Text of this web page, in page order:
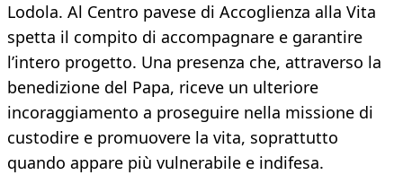
Lodola. Al Centro pavese di Accoglienza alla Vita
spetta il compito di accompagnare e garantire
l’intero progetto. Una presenza che, attraverso la
benedizione del Papa, riceve un ulteriore
incoraggiamento a proseguire nella missione di
custodire e promuovere la vita, soprattutto
quando appare più vulnerabile e indifesa.